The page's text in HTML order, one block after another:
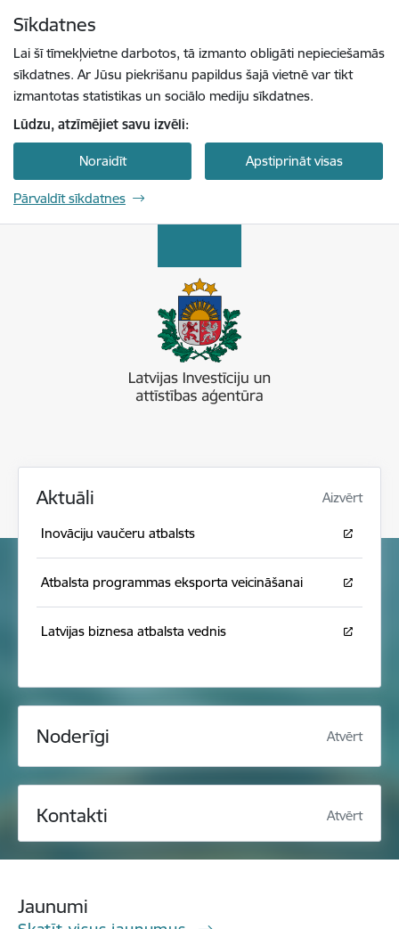
Sīkdatnes
Lai šī tīmekļvietne darbotos, tā izmanto obligāti nepieciešamās
sīkdatnes. Ar Jūsu piekrišanu papildus šajā vietnē var tikt
izmantotas statistikas un sociālo mediju sīkdatnes.
Lūdzu, atzīmējiet savu izvēli:
Noraidīt Apstiprināt visas
Pārvaldīt sīkdatnes
Aktuāli Aizvērt
Inovāciju vaučeru atbalsts
Atbalsta programmas eksporta veicināšanai
Latvijas biznesa atbalsta vednis
Noderīgi Atvērt
Kontakti Atvērt
Jaunumi